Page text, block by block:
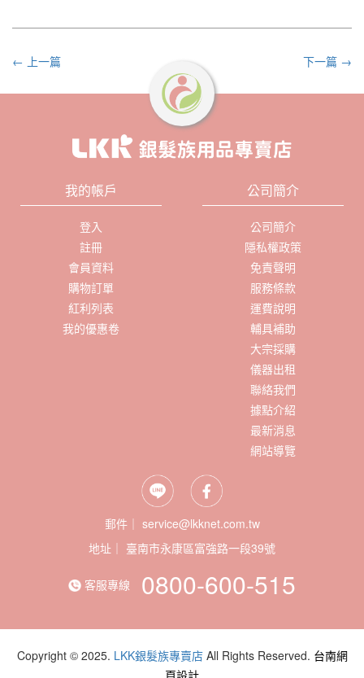
← 上一篇 下一篇 →
我的帳戶
登入
註冊
會員資料
購物訂單
紅利列表
我的優惠卷
公司簡介
公司簡介
隱私權政策
免責聲明
服務條款
運費說明
輔具補助
大宗採購
儀器出租
聯絡我們
據點介紹
最新消息
網站導覽
郵件｜ service@lkknet.com.tw
地址｜
客服專線 0800-600-515
Copyright © 2025. LKK銀髮族專賣店All Rights Reserved. 台南網